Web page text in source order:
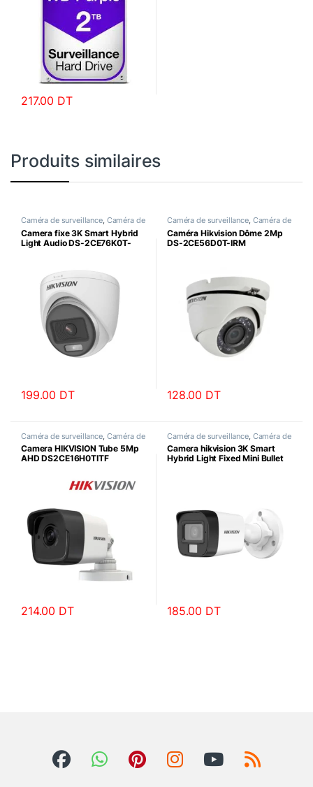
217.00 DT
Produits similaires
Caméra de surveillance, Caméra de
surveillance HD
Camera fixe 3K Smart Hybrid
Light Audio DS-2CE76K0T-
199.00 DT
Caméra de surveillance, Caméra de
surveillance HD
Caméra Hikvision Dôme 2Mp
DS-2CE56D0T-IRM
128.00 DT
Caméra de surveillance, Caméra de
surveillance HD
Camera HIKVISION Tube 5Mp
AHD DS2CE16H0TITF
214.00 DT
Caméra de surveillance, Caméra de
surveillance HD
Camera hikvision 3K Smart
Hybrid Light Fixed Mini Bullet
185.00 DT